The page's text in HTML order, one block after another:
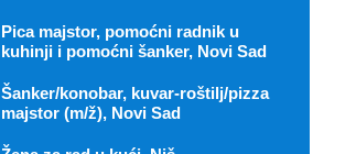
Pica majstor, pomoćni radnik u
kuhinji i pomoćni šanker, Novi Sad
Šanker/konobar, kuvar-roštilj/pizza
majstor (m/ž), Novi Sad